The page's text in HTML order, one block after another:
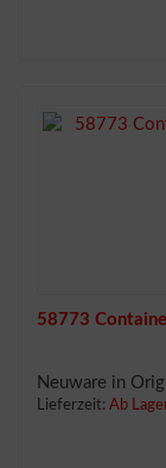
58773
Neuware in
Lieferzeit: Ab